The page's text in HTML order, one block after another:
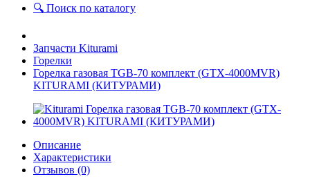
🔍 Поиск по каталогу
Запчасти Kiturami
Горелки
Горелка газовая TGB-70 комплект (GTX-4000MVR)
KITURAMI (КИТУРАМИ)
Описание
Характеристики
Отзывов (0)